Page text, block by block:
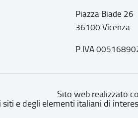
Piazza Biade 26
36100 Vicenza
P.IVA
Sito web realizzato
e degli elementi italiani di